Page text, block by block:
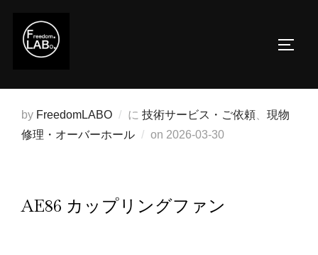
ツ
by FreedomLABO に 技術サービス・ご依頼
現物
修理・オーバーホール
on 投
2026-03-30
AE86 カップリングファン